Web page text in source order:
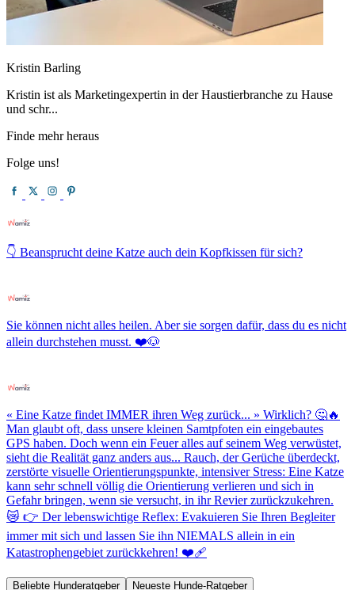
Kristin Barling
Kristin ist als Marketingexpertin in der Haustierbranche zu Hause
und schr...
Finde mehr heraus
Folge uns!
👇 Beansprucht deine Katze auch dein Kopfkissen für sich?
Sie können nicht alles heilen. Aber sie sorgen dafür, dass du es nicht
allein durchstehen musst. ❤️🐶
« Eine Katze findet IMMER ihren Weg zurück... » Wirklich? 🤔🔥
Man glaubt oft, dass unsere kleinen Samtpfoten ein eingebautes
GPS haben. Doch wenn ein Feuer alles auf seinem Weg verwüstet,
sieht die Realität ganz anders aus... Rauch, der Gerüche überdeckt,
zerstörte visuelle Orientierungspunkte, intensiver Stress: Eine Katze
kann sehr schnell völlig die Orientierung verlieren und sich in
Gefahr bringen, wenn sie versucht, in ihr Revier zurückzukehren.
😿 👉 Der lebenswichtige Reflex: Evakuieren Sie Ihren Begleiter
immer mit sich und lassen Sie ihn NIEMALS allein in ein
Katastrophengebiet zurückkehren! ❤️‍🩹
Beliebte Hunderatgeber Neueste Hunde-Ratgeber